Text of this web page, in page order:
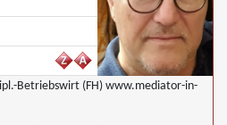
Betriebswirt (FH) www.mediator-in-